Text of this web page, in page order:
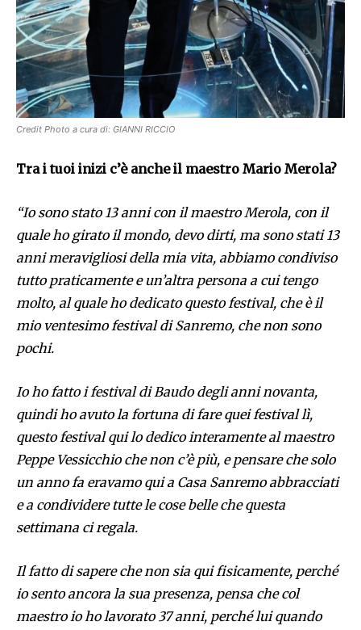
Credit Photo a cura di: GIANNI RICCIO
Tra i tuoi inizi c’è anche il maestro Mario Merola?
“Io sono stato 13 anni con il maestro Merola, con il
quale ho girato il mondo, devo dirti, ma sono stati 13
anni meravigliosi della mia vita, abbiamo condiviso
tutto praticamente e un’altra persona a cui tengo
molto, al quale ho dedicato questo festival, che è il
mio ventesimo festival di Sanremo, che non sono
pochi.
Io ho fatto i festival di Baudo degli anni novanta,
quindi ho avuto la fortuna di fare quei festival lì,
questo festival qui lo dedico interamente al maestro
Peppe Vessicchio che non c’è più, e pensare che solo
un anno fa eravamo qui a Casa Sanremo abbracciati
e a condividere tutte le cose belle che questa
settimana ci regala.
Il fatto di sapere che non sia qui fisicamente, perché
io sento ancora la sua presenza, pensa che col
maestro io ho lavorato 37 anni, perché lui quando